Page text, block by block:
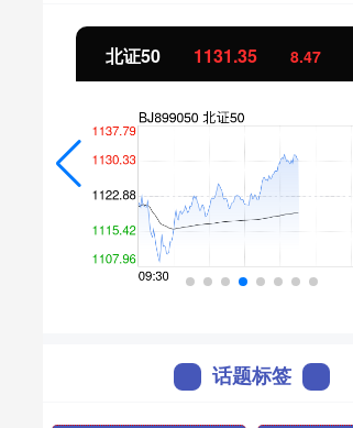
北证50 1131.34 8.47
话题标签